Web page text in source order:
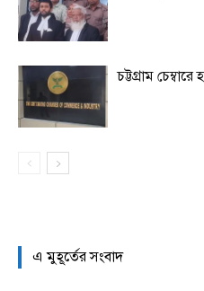
চট্টগ্রাম
এ মুহূর্তের সংবাদ